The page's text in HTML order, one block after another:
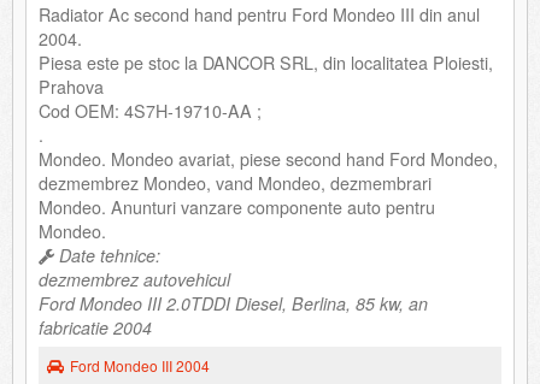
Radiator Ac second hand pentru Ford Mondeo III din anul
2004.
Piesa este pe stoc la DANCOR SRL, din localitatea Ploiesti,
Prahova
Cod OEM: 4S7H-19710-AA ;
.
Mondeo. Mondeo avariat, piese second hand Ford Mondeo,
dezmembrez Mondeo, vand Mondeo, dezmembrari
Mondeo. Anunturi vanzare componente auto pentru
Mondeo.
Date tehnice:
dezmembrez autovehicul
Ford Mondeo III 2.0TDDI Diesel, Berlina, 85 kw, an
fabricatie 2004
Ford Mondeo III 2004